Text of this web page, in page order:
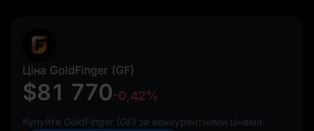
Ціна GoldFinger (GF)
$81 770-0,42%
Купуйте GoldFinger (GF) за конкурентними цінами.